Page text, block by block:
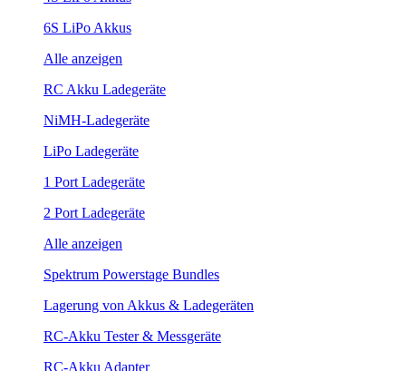
6S LiPo Akkus
Alle anzeigen
RC Akku Ladegeräte
NiMH-Ladegeräte
LiPo Ladegeräte
1 Port Ladegeräte
2 Port Ladegeräte
Alle anzeigen
Spektrum Powerstage Bundles
Lagerung von Akkus & Ladegeräten
RC-Akku Tester & Messgeräte
RC-Akku Adapter